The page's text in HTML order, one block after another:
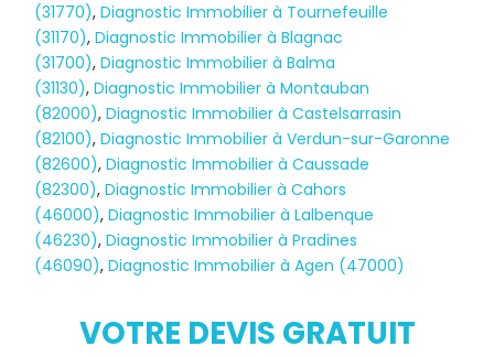
Diagnostic
TERMITES
(31770),Diagnostic Immobilier à Tournefeuille
(31170),Diagnostic Immobilier à Blagnac
(31700),Diagnostic Immobilier à Balma
(31130),Diagnostic Immobilier à Montauban
(82000),Diagnostic Immobilier à Castelsarrasin
(82100),Diagnostic Immobilier à Verdun-sur-Garonne
(82600),Diagnostic Immobilier à Caussade
(82300),Diagnostic Immobilier à Cahors
(46000),Diagnostic Immobilier à Lalbenque
(46230),Diagnostic Immobilier à Pradines
(46090),Diagnostic Immobilier à Agen (47000)
VOTRE DEVIS GRATUIT